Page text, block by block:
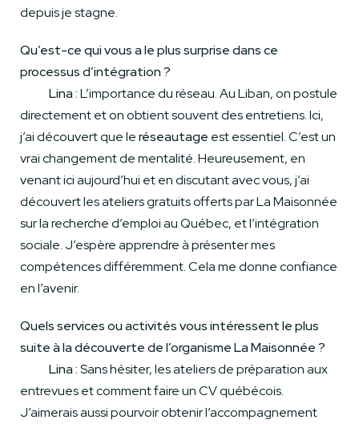
depuis je stagne.
Qu’est-ce qui vous a le plus surprise dans ce
processus d’intégration ?
Lina :L’importance du réseau. Au Liban, on postule
directement et on obtient souvent des entretiens. Ici,
j’ai découvert que leréseautage est essentiel. C’est un
vrai changement de mentalité. Heureusement, en
venant ici aujourd’hui et en discutant avec vous, j’ai
découvert les ateliers gratuits offerts par La Maisonnée
sur la recherche d’emploi au Québec, et l’intégration
sociale. J’espère apprendre à présenter mes
compétences différemment. Cela me donne confiance
en l’avenir.
Quels services ou activités vous intéressent le plus
suite à la découverte de l’organisme La Maisonnée ?
Lina :Sans hésiter, les ateliers de préparation aux
entrevues et comment faire un CV québécois.
J’aimerais aussi pourvoir obtenir l’accompagnement